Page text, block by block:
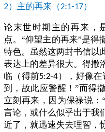
2）主的再来（2:1-17）
论末世时期主的再来，
点。“仰望主的再来”是得
特色。虽然这两封书信以
表达上的差异很大。得撒
临（得前5:2-4 ），好像
到，故此应警醒！”而得
立刻再来，因为保禄说
言论，或什么似乎出于我
近了，就迅速失去理智，